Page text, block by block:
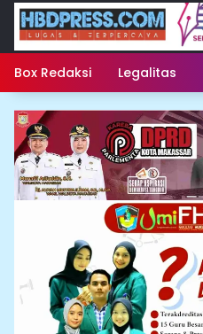
Langsung
konten
Box Redaksi Legalitas